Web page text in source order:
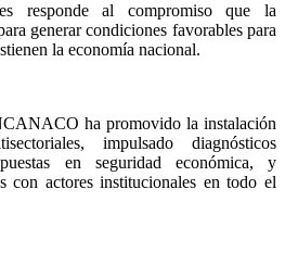
responde al compromiso que la
generar condiciones favorables para
la economía nacional.
ha promovido la instalación
impulsado diagnósticos
en seguridad económica, y
con actores institucionales en todo el